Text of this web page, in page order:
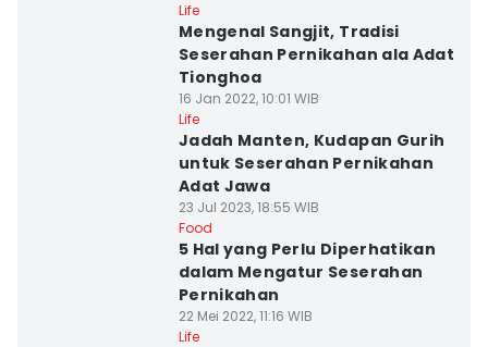
Life
Mengenal Sangjit, Tradisi
Seserahan Pernikahan ala Adat
Tionghoa
16 Jan 2022, 10:01 WIB
Life
Jadah Manten, Kudapan Gurih
untuk Seserahan Pernikahan
Adat Jawa
23 Jul 2023, 18:55 WIB
Food
5 Hal yang Perlu Diperhatikan
dalam Mengatur Seserahan
Pernikahan
22 Mei 2022, 11:16 WIB
Life